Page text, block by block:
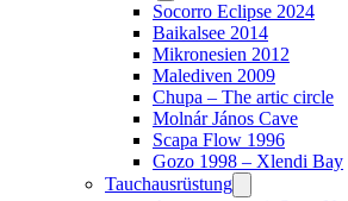
Socorro Eclipse 2024
Baikalsee 2014
Mikronesien 2012
Malediven 2009
Chupa – The artic circle
Molnár János Cave
Scapa Flow 1996
Gozo 1998 – Xlendi Bay
Tauchausrüstung